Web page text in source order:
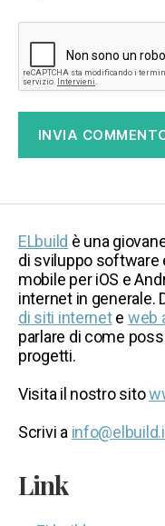
ELbuild è una
di sviluppo software
mobile per iOS e
internet in generale.
di siti internete web
parlare di come
progetti.
Visita il nostro sito
Scrivi a
Link